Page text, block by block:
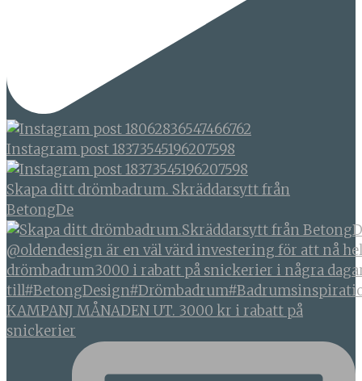
Instagram post 18373545196207598
Skapa ditt drömbadrum. Skräddarsytt från
BetongDe
KAMPANJ MÅNADEN UT. 3000 kr i rabatt på
snickerier